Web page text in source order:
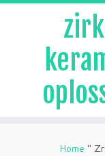
Home "